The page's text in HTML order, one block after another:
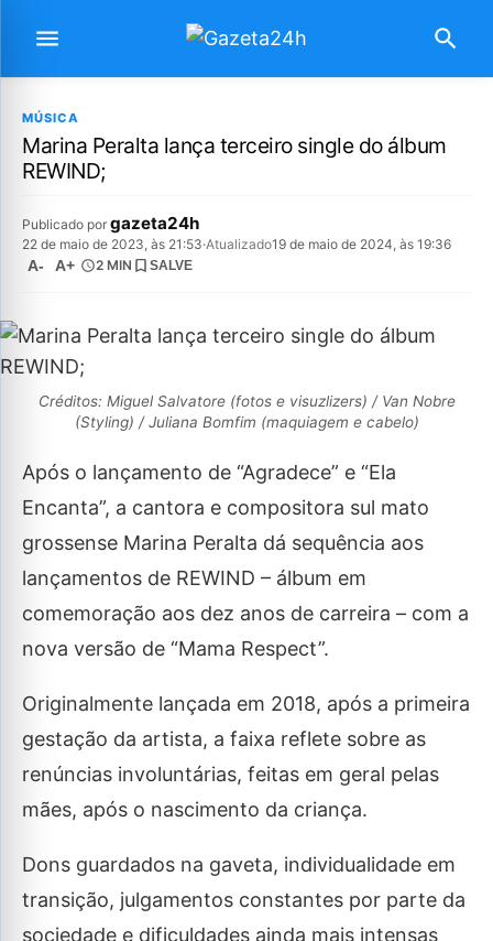
MÚSICA
Marina Peralta lança terceiro single do álbum
REWIND;
Publicado por gazeta24h
22 de maio de 2023, às 21:53·Atualizado19 de maio de 2024, às 19:36
A- A+ 2 MIN SALVE
Créditos: Miguel Salvatore (fotos e visuzlizers) / Van Nobre
(Styling) / Juliana Bomfim (maquiagem e cabelo)
Após o lançamento de “Agradece” e “Ela
Encanta”, a cantora e compositora sul mato
grossense Marina Peralta dá sequência aos
lançamentos de REWIND – álbum em
comemoração aos dez anos de carreira – com a
nova versão de “Mama Respect”.
Originalmente lançada em 2018, após a primeira
gestação da artista, a faixa reflete sobre as
renúncias involuntárias, feitas em geral pelas
mães, após o nascimento da criança.
Dons guardados na gaveta, individualidade em
transição, julgamentos constantes por parte da
sociedade e dificuldades ainda mais intensas